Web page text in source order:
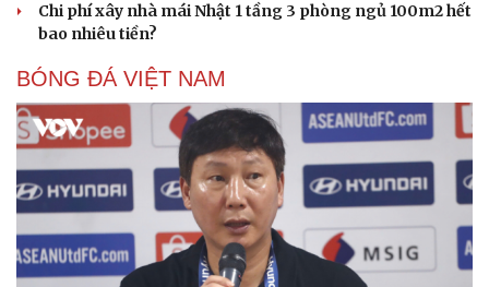
Chi phí xây nhà mái Nhật 1 tầng 3 phòng ngủ 100m2 hết
bao nhiêu tiền?
BÓNG ĐÁ VIỆT NAM